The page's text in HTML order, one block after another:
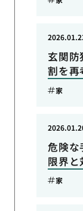
玄関防
割を再
家
危険な
限界と
家